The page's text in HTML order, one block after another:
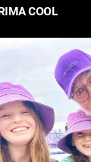
COOL